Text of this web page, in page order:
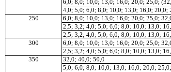
6,0; 8,0; 10,0; 13,0; 16,0; 20,0; 25,0;
4,0; 5,0; 6,0; 8,0; 10,0; 13,0; 16,0;
250
6,0; 8,0; 10,0; 13,0; 16,0; 20,0; 25,0;
2,5; 3,2; 4,0; 5,0; 6,0; 8,0; 10,0; 13,0;
2,5; 3,2; 4,0; 5,0; 6,0; 8,0; 10,0; 13,0;
300
6,0; 8,0; 10,0; 13,0; 16,0; 20,0; 25,0;
2,5; 3,2; 4,0; 5,0; 6,0; 8,0; 10,0; 13,0;
350
32,0; 40,0; 50,0
5,0; 6,0; 8,0; 10,0; 13,0; 16,0; 20,0;